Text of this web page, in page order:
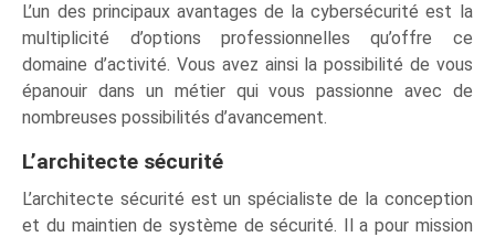
L’un des principaux avantages de la cybersécurité est la
multiplicité d’options professionnelles qu’offre ce
domaine d’activité. Vous avez ainsi la possibilité de vous
épanouir dans un métier qui vous passionne avec de
nombreuses possibilités d’avancement.
L’architecte sécurité
L’architecte sécurité est un spécialiste de la conception
et du maintien de système de sécurité. Il a pour mission